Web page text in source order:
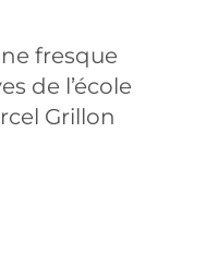
fresque
de l’école
Grillon